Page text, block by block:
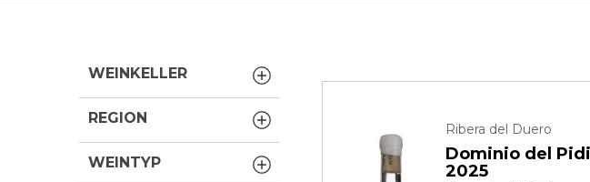
Ribera del Duero
Dominio del
2025
WEINKELLER
REGION
WEINTYP